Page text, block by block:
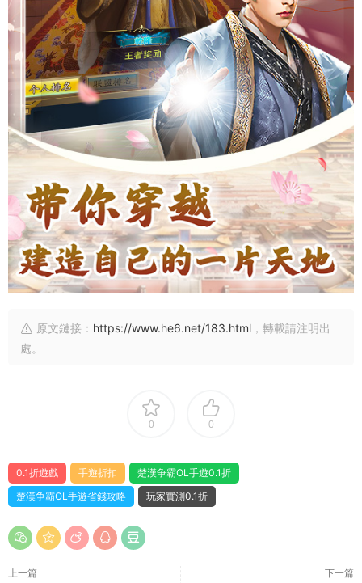
原文鏈接： https://www.he6.net/183.html ，轉載請注明出
處。
0 0
0.1折遊戲 手遊折扣
楚漢争霸OL手遊0.1折
楚漢争霸OL手遊省錢攻略
玩家實測0.1折
上一篇 下一篇